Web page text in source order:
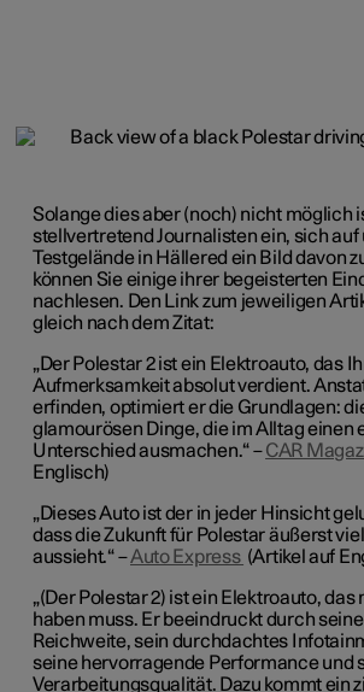
Solange dies aber (noch) nicht möglich
stellvertretend Journalisten ein, sich auf
Testgelände in Hällered ein Bild davon
können Sie einige ihrer begeisterten
nachlesen. Den Link zum jeweiligen
gleich nach dem Zitat:
„Der Polestar 2 ist ein Elektroauto, das
Aufmerksamkeit absolut verdient.
erfinden, optimiert er die Grundlagen:
glamourösen Dinge, die im Alltag einen
Unterschied ausmachen.“ –CAR
Englisch)
„Dieses Auto ist der in jeder Hinsicht
dass die Zukunft für Polestar äußerst
aussieht.“ –Auto Express (Artikel auf
„(Der Polestar 2) ist ein Elektroauto, das
haben muss. Er beeindruckt durch
Reichweite, sein durchdachtes
seine hervorragende Performance und
Verarbeitungsqualität. Dazu kommt ein